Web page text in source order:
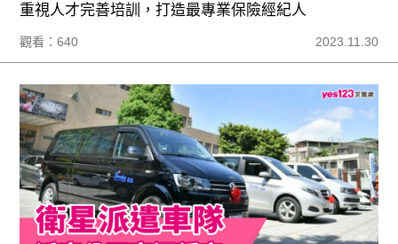
重視人才完善培訓，打造最專業保險經紀人
觀看：640 2023.11.30